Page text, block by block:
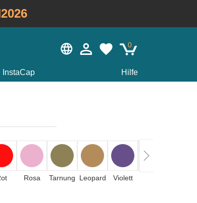
0
InstaCap Hilfe
Rosa Tarnung Leopard Violett